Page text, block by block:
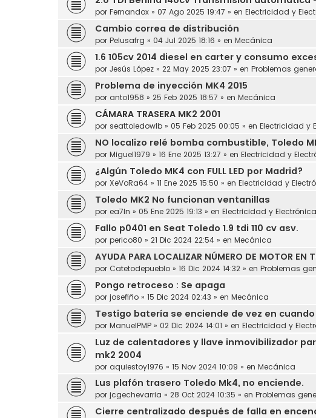
por Fernandox » 07 Ago 2025 19:47 » en Electricidad y
Cambio correa de distribución
por Pelusafrg » 04 Jul 2025 18:16 » en Mecánica
1.6 105cv 2014 diesel en carter y consumo
por Jesús López » 22 May 2025 23:07 » en Problemas
Problema de inyección MK4 2015
por anto1958 » 25 Feb 2025 18:57 » en Mecánica
CÁMARA TRASERA MK2 2001
por seattoledowlb » 05 Feb 2025 00:05 » en Electricidad y
NO localizo relé bomba combustible, Toledo
por Miguel1979 » 16 Ene 2025 13:27 » en Electricidad y
¿Algún Toledo MK4 con FULL LED por Madrid?
por XeVoRa64 » 11 Ene 2025 15:50 » en Electricidad y
Toledo MK2 No funcionan ventanillas
por ea7ln » 05 Ene 2025 19:13 » en Electricidad y Electrónica
Fallo p0401 en Seat Toledo 1.9 tdi 110 cv asv.
por perico80 » 21 Dic 2024 22:54 » en Mecánica
AYUDA PARA LOCALIZAR NÚMERO DE MOTOR EN
por Catetodepueblo » 16 Dic 2024 14:32 » en Problemas
Pongo retroceso : Se apaga
por josefiño » 15 Dic 2024 02:43 » en Mecánica
Testigo batería se enciende de vez en cuando
por ManuelPMP » 02 Dic 2024 14:01 » en Electricidad y
Luz de calentadores y llave inmovibilizador
mk2 2004
por aquiestoy1976 » 15 Nov 2024 10:09 » en Mecánica
Lus plafón trasero Toledo Mk4, no enciende.
por jcgechevarria » 28 Oct 2024 10:35 » en Problemas
Cierre centralizado después de falla en